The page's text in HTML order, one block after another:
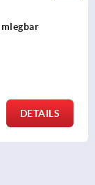
DETAILS